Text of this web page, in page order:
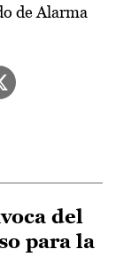
de Alarma
del
para la